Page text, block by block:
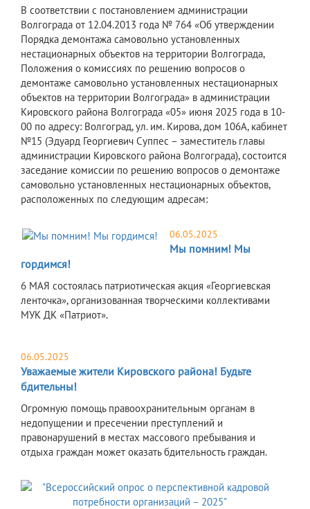
В соответствии с постановлением администрации
Волгограда от 12.04.2013 года № 764 «Об утверждении
Порядка демонтажа самовольно установленных
нестационарных объектов на территории Волгограда,
Положения о комиссиях по решению вопросов о
демонтаже самовольно установленных нестационарных
объектов на территории Волгограда» в администрации
Кировского района Волгограда «05» июня 2025 года в 10-
00 по адресу: Волгоград, ул. им. Кирова, дом 106А, кабинет
№15 (Эдуард Георгиевич Суппес – заместитель главы
администрации Кировского района Волгограда), состоится
заседание комиссии по решению вопросов о демонтаже
самовольно установленных нестационарных объектов,
расположенных по следующим адресам:
06.05.2025
Мы помним! Мы
гордимся!
6 МАЯ состоялась патриотическая акция «Георгиевская
ленточка», организованная творческими коллективами
МУК ДК «Патриот».
06.05.2025
Уважаемые жители Кировского района! Будьте
бдительны!
Огромную помощь правоохранительным органам в
недопущении и пресечении преступлений и
правонарушений в местах массового пребывания и
отдыха граждан может оказать бдительность граждан.